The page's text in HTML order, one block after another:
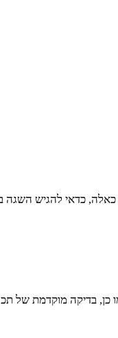
כאלה, כדאי להגיש
בדיקה מוקדמת של